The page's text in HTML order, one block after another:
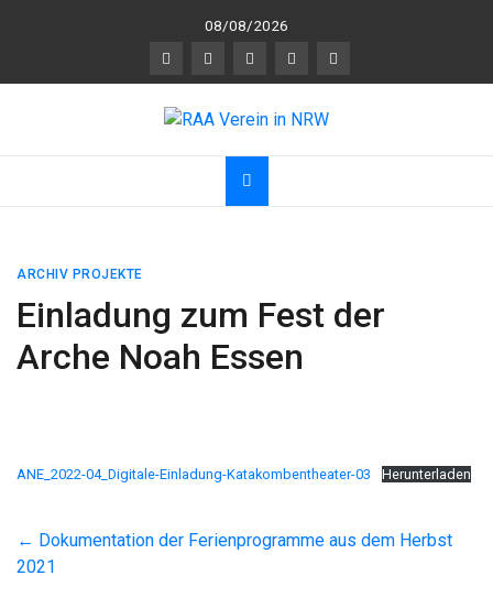
08/08/2026
RAA Verein in NRW
nerkennung und
ARCHIV PROJEKTE
Einladung zum Fest der
Arche Noah Essen
ANE_2022-04_Digitale-Einladung-Katakombentheater-03 Herunterladen
← Dokumentation der Ferienprogramme aus dem Herbst
2021